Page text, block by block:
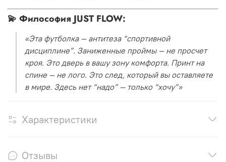
💫 Философия JUST FLOW:
«Эта футболка — антитеза “спортивной
дисциплине”. Заниженные проймы — не просчет
кроя. Это дверь в вашу зону комфорта. Принт на
спине — не лого. Это след, который вы оставляете
в мире. Здесь нет “надо” — только “хочу”»
Характеристики
Отзывы